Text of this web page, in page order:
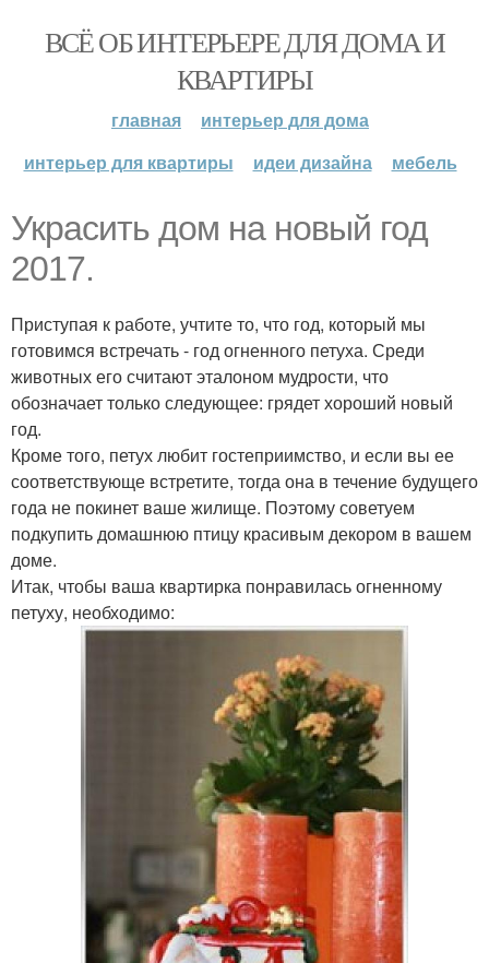
ВСЁ ОБ ИНТЕРЬЕРЕ ДЛЯ ДОМА И
КВАРТИРЫ
главная
интерьер для дома
интерьер для квартиры
идеи дизайна мебель
Украсить дом на новый год
2017.
Приступая к работе, учтите то, что год, который мы
готовимся встречать - год огненного петуха. Среди
животных его считают эталоном мудрости, что
обозначает только следующее: грядет хороший новый
год.
Кроме того, петух любит гостеприимство, и если вы ее
соответствующе встретите, тогда она в течение будущего
года не покинет ваше жилище. Поэтому советуем
подкупить домашнюю птицу красивым декором в вашем
доме.
Итак, чтобы ваша квартирка понравилась огненному
петуху, необходимо: